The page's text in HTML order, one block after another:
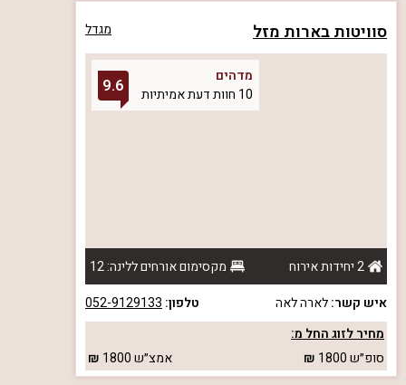
סוויטות בארות מזל מגדל
מדהים
10 חוות דעת אמיתיות
9.6
2 יחידות אירוח
מקסימום אורחים ללינה: 12
איש קשר:לארה לאה טלפון: 052-9129133
מחיר לזוג החל מ:
סופ״ש1800 אמצ״ש1800